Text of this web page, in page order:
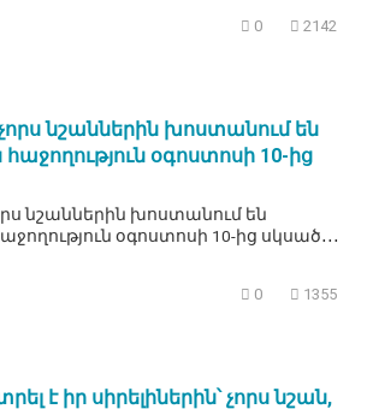
0 2142
նշաններին խոստանում են
օգոստոսի 10-ից
նշաններին խոստանում են
օգոստոսի 10-ից սկսած․․․
0 1355
է իր սիրելիներին՝ չորս նշան,